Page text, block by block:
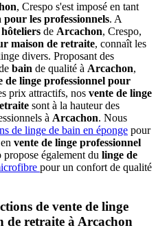
, Crespo s'est imposé en tant
pour les professionnels. A
hôteliers de Arcachon, Crespo,
maison de retraite, connaît les
divers. Proposant des
bain de qualité à Arcachon,
de linge professionnel pour
prix attractifs, nos vente de linge
sont à la hauteur des
à Arcachon. Nous
de linge de bain en éponge pour
vente de linge professionnel
propose également du linge de
pour un confort de qualité
de vente de linge
de retraite à Arcachon